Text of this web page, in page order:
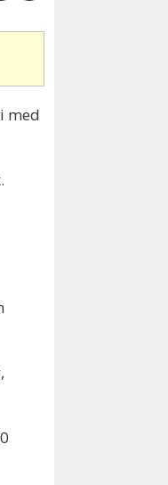
med